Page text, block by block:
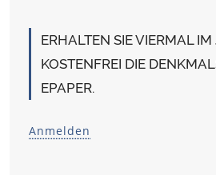
ERHALTEN SIE VIERMAL
KOSTENFREI DIE
EPAPER.
Anmelden